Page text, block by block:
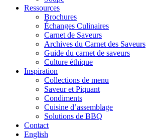
Ressources
Brochures
Échanges Culinaires
Carnet de Saveurs
Archives du Carnet des Saveurs
Guide du carnet de saveurs
Culture éthique
Inspiration
Collections de menu
Saveur et Piquant
Condiments
Cuisine d’assemblage
Solutions de BBQ
Contact
English